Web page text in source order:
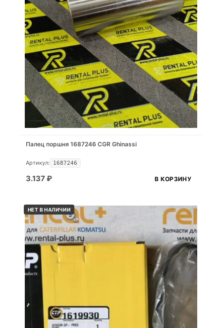
Палец поршня 1687246 CGR Ghinassi
Артикул: 1687246
3.137₽ В КОРЗИНУ
НЕТ В НАЛИЧИИ